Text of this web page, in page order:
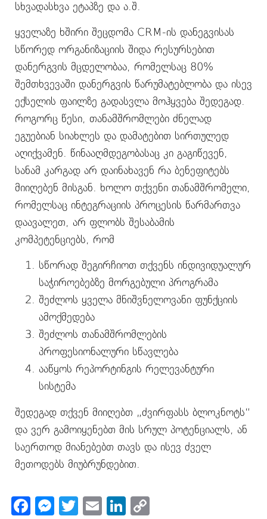
სხვადასხვა ეტაპზე და ა.შ.
ყველაზე ხშირი შეცდომა CRM-ის დანეგვისას
სწორედ ორგანიზაციის შიდა რესურსებით
დანერგვის მცდელობაა, რომელსაც 80%
შემთხვევაში დანერგვის წარუმატებლობა და ისევ
ექსელის ფაილზე გადასვლა მოჰყვება შედეგად.
როგორც წესი, თანამშრომლები ძნელად
ეგუებიან სიახლეს და დამატებით სირთულედ
აღიქვამენ. წინააღმდეგობასაც კი გაგიწევენ,
სანამ კარგად არ დაინახავენ რა ბენეფიტებს
მიიღებენ მისგან. ხოლო თქვენი თანამშრომელი,
რომელსაც ინტეგრაციის პროცესის წარმართვა
დაავალეთ, არ ფლობს შესაბამის
კომპეტენციებს, რომ
სწორად შეგირჩიოთ თქვენს ინდივიდუალურ
საჭიროებებზე მორგებული პროგრამა
შეძლოს ყველა მნიშვნელოვანი ფუნქციის
ამოქმედება
შეძლოს თანამშრომლების
პროფესიონალური სწავლება
ააწყოს რეპორტინგის რელევანტური
სისტემა
შედეგად თქვენ მიიღებთ „ძვირფასს ბლოკნოტს“
და ვერ გამოიყენებთ მის სრულ პოტენციალს, ან
საერთოდ მიანებებთ თავს და ისევ ძველ
მეთოდებს მიუბრუნდებით.
Facebook
Messenger
Twitter
EmailLinkedIn